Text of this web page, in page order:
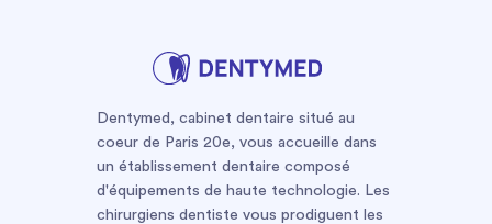
Dentymed, cabinet dentaire situé au
coeur de Paris 20e, vous accueille dans
un établissement dentaire composé
d'équipements de haute technologie. Les
chirurgiens dentiste vous prodiguent les